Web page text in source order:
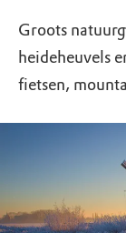
Groots
heideheuvels
fietsen,